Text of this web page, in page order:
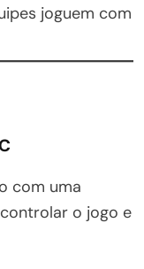
joguem com
com uma
o jogo e